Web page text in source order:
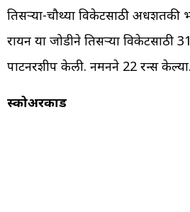
तिसऱ्या-चौथ्या विकेटसाठी
रायन या जोडीने तिसऱ्या विकेटसाठी
पार्टनरशीप केली. नमनने 22 रन्स केल्या.
स्कोअरकार्ड